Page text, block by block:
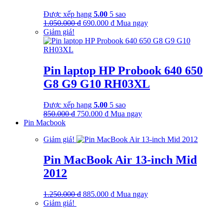
Được xếp hạng 5.00 5 sao
1.050.000₫ Giá
là:
690.000 ₫Giá
tại
Mua ngay
Giảm giá!
Pin laptop HP Probook 640 650
G8 G9 G10 RH03XL
Được xếp hạng 5.00 5 sao
850.000₫ Giá
850.000 ₫.
750.000 ₫Giá
là:
Mua ngay
Pin Macbook
Giảm giá!
Pin MacBook Air 13-inch Mid
2012
1.250.000₫ Giá
885.000 ₫Giá
Mua ngay
Giảm giá!